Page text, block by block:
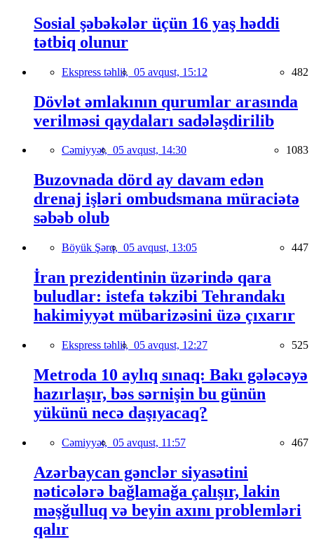
Sosial şəbəkələr üçün 16 yaş həddi
tətbiq olunur
Ekspress təhlil, 05 avqust, 15:12 482
Dövlət əmlakının qurumlar arasında
verilməsi qaydaları sadələşdirilib
Cəmiyyət, 05 avqust, 14:30 1083
Buzovnada dörd ay davam edən
drenaj işləri ombudsmana müraciətə
səbəb olub
Böyük Şərq, 05 avqust, 13:05 447
İran prezidentinin üzərində qara
buludlar: istefa təkzibi Tehrandakı
hakimiyyət mübarizəsini üzə çıxarır
Ekspress təhlil, 05 avqust, 12:27 525
Metroda 10 aylıq sınaq: Bakı gələcəyə
hazırlaşır, bəs sərnişin bu günün
yükünü necə daşıyacaq?
Cəmiyyət, 05 avqust, 11:57 467
Azərbaycan gənclər siyasətini
nəticələrə bağlamağa çalışır, lakin
məşğulluq və beyin axını problemləri
qalır